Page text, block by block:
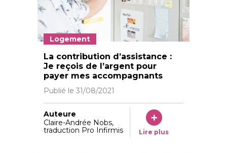
©Danielle Liniger
Logement
La contribution d’assistance :
Je reçois de l’argent pour
payer mes accompagnants
Publié le 31/08/2021
Auteure
Claire-Andrée Nobs,
traduction Pro Infirmis
Lire plus